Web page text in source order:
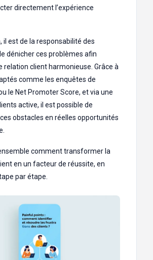
directement l’expérience
il est de la responsabilité des
dénicher ces problèmes afin
relation client harmonieuse. Grâce à
comme les enquêtes de
le Net Promoter Score, et via une
active, il est possible de
obstacles en réelles opportunités
comment transformer la
en un facteur de réussite, en
par étape.